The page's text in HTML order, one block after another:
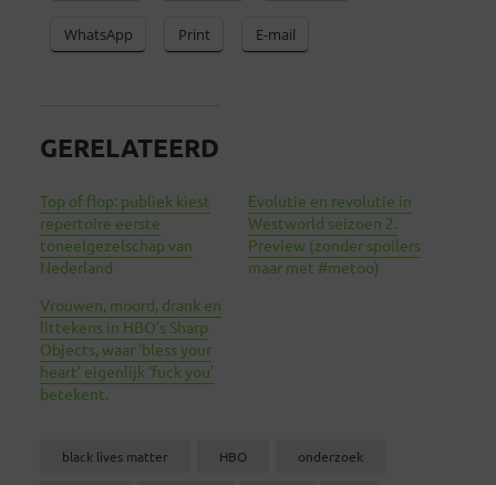
WhatsApp Print E-mail
GERELATEERD
Top of flop: publiek kiest
repertoire eerste
toneelgezelschap van
Nederland
Evolutie en revolutie in
Westworld seizoen 2.
Preview (zonder spoilers
maar met #metoo)
Vrouwen, moord, drank en
littekens in HBO’s Sharp
Objects, waar ‘bless your
heart’ eigenlijk ‘fuck you’
betekent.
black lives matter HBO onderzoek